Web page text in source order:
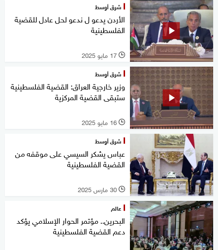
شرق أوسط
الأردن يدعو ل ندعو لحل عادل للقضية
الفلسطينية
l 17 مايو 2025
شرق أوسط
وزير خارجية العراق: القضية الفلسطينية
ستبقى القضية المركزية
l 16 مايو 2025
شرق أوسط
عباس يشكر السيسي على موقفه من
القضية الفلسطينية
l 30 مارس 2025
عالم
البحرين.. مؤتمر الحوار الإسلامي يؤكد
دعم القضية الفلسطينية